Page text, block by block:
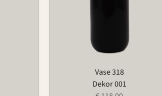
Vase 318
Dekor 001